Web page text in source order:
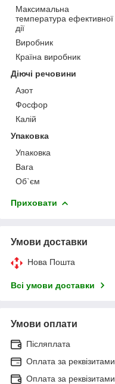
Максимальна
температура ефективної
дії
Виробник
Країна виробник
Діючі речовини
Азот
Фосфор
Калій
Упаковка
Упаковка
Вага
Об`єм
Приховати
Умови доставки
Нова Пошта
Всі умови доставки
Умови оплати
Післяплата
Оплата за реквізитами
Оплата за реквізитами